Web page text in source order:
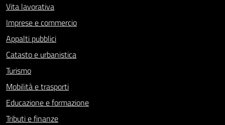
Vita lavorativa
Imprese e commercio
Appalti pubblici
Catasto e urbanistica
Turismo
Mobilità e trasporti
Educazione e formazione
Tributi e finanze